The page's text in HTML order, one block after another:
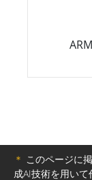
＊ このページに
成AI技術を用い